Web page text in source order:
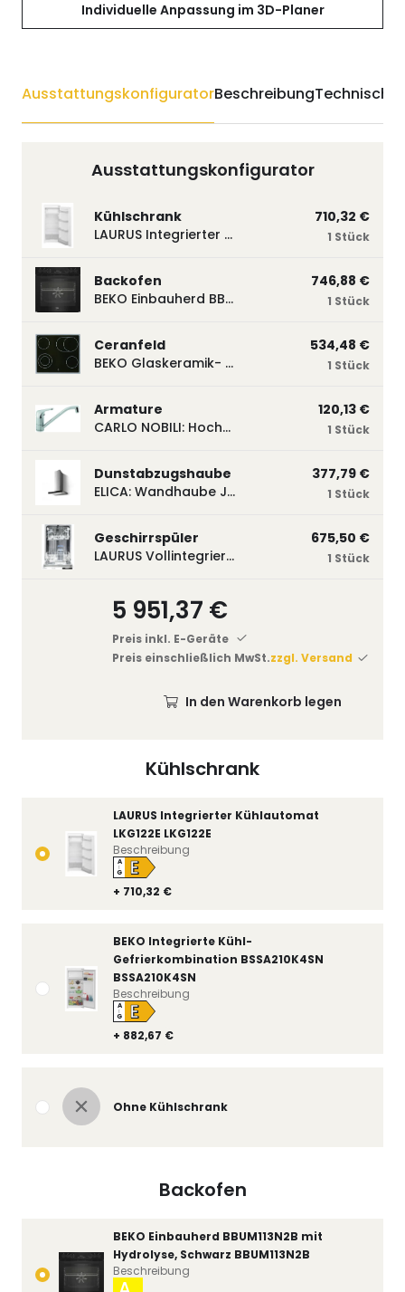
Individuelle Anpassung im 3D-Planer
AusstattungskonfiguratorBeschreibungTechnische
Kühlschrank
LAURUS Integrierter Kühlautomat
LKG122E LKG122E
+ 710,32 €
A
↑
G E
Beschreibung
BEKO Integrierte Kühl-
Gefrierkombination BSSA210K4SN
BSSA210K4SN
+ 882,67 €
A
↑
G E
Beschreibung
Ohne Kühlschrank
Backofen
BEKO Einbauherd BBUM113N2B mit
Hydrolyse, Schwarz BBUM113N2B
Beschreibung
Ausstattungskonfigurator
Kühlschrank
LAURUS Integrierter Kühlautomat LKG122E LKG122E
710,32 €
1 Stück
Backofen
BEKO Einbauherd BBUM113N2B mit Hydrolyse, Schwarz BBUM113N2B
746,88 €
1 Stück
Ceranfeld
BEKO Glaskeramik- Strahlungskochfeld EH 9641 XHN, herdgebunden EH9641XHN
534,48 €
1 Stück
Armature
CARLO NOBILI: Hochdruck- Einhebelmischbatterie Blue, Mischbatterie verchromt 17770
120,13 €
1 Stück
Dunstabzugshaube
ELICA: Wandhaube JOYE 60-A,600 mm breit Edelstahl JOYE60A
377,79 €
1 Stück
Geschirrspüler
LAURUS Vollintegrierter Geschirrspüler LSV45-3, 450 mm breit, 3 Programme LSV45-3
675,50 €
1 Stück
5 951,37 €
Preis inkl. E-Geräte
Preis einschließlich MwSt.zzgl. Versand
In den Warenkorb legen